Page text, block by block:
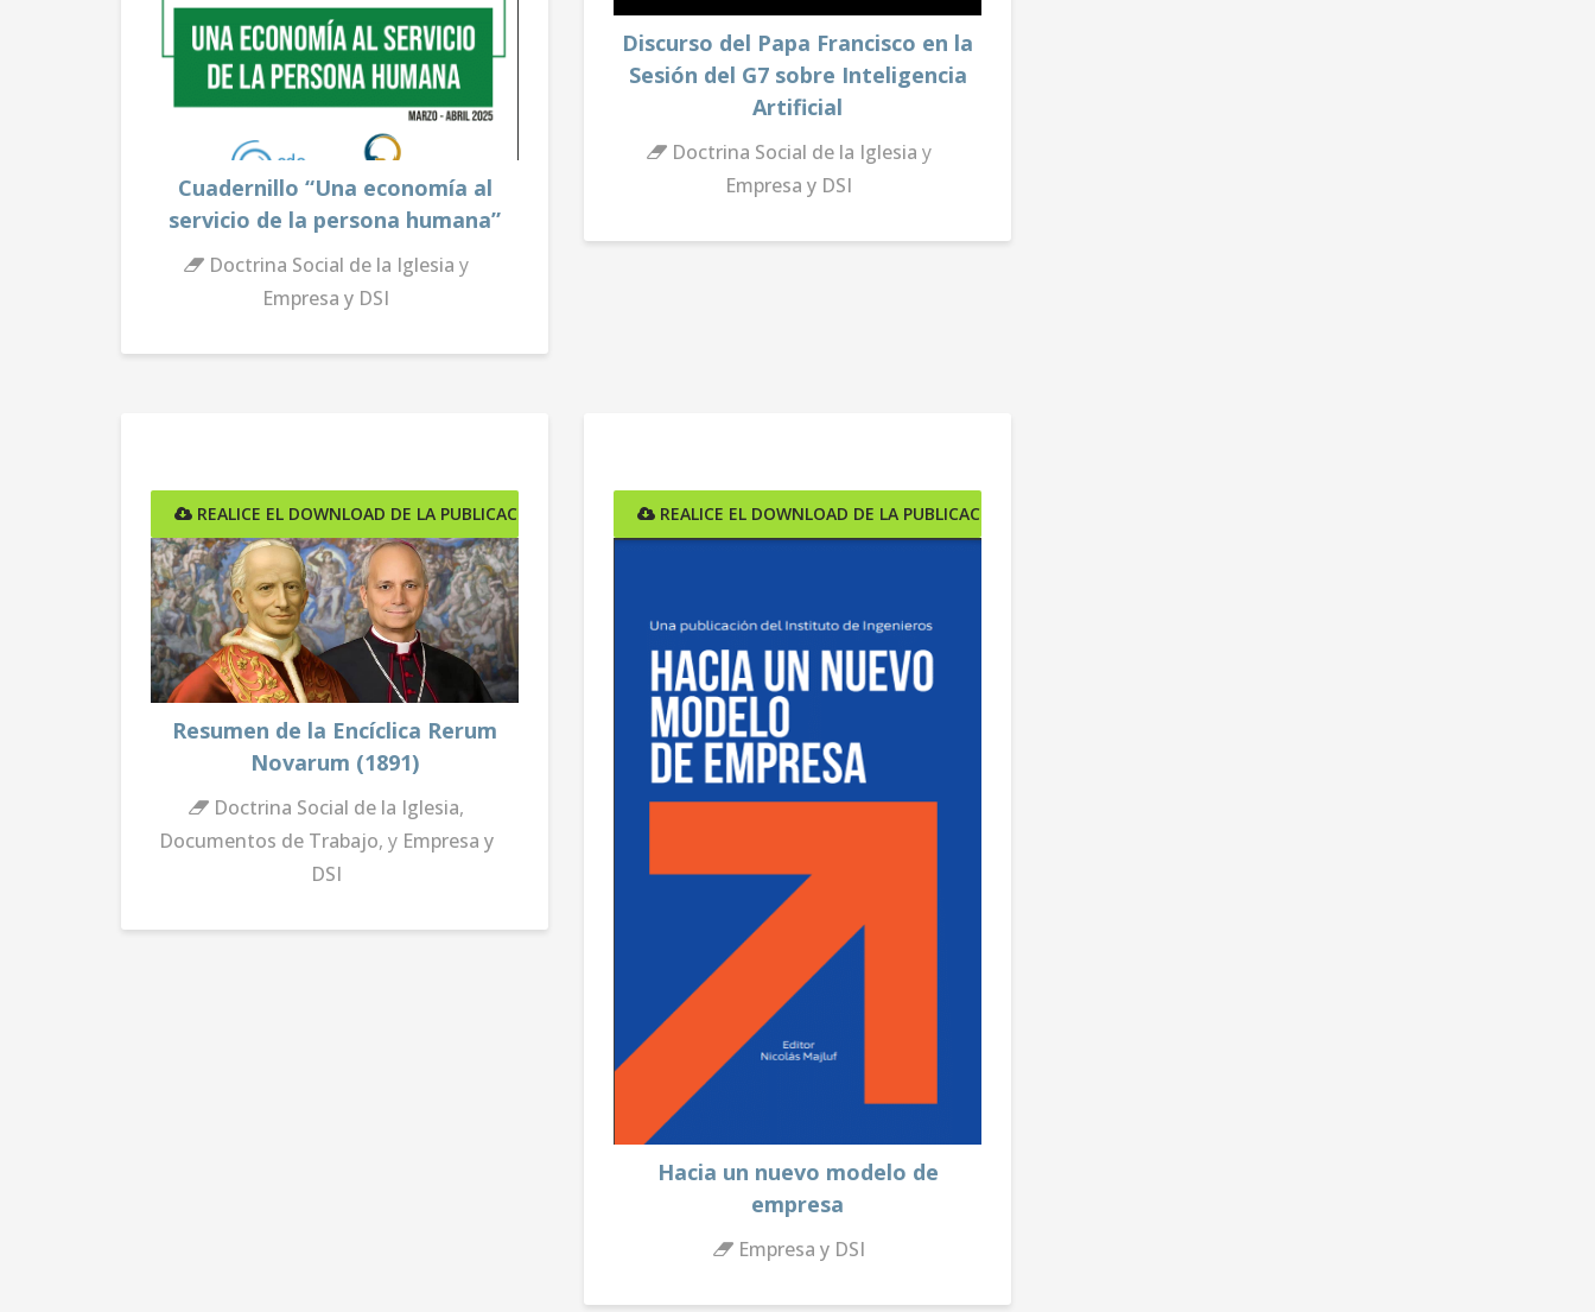
Cuadernillo “Una economía al
servicio de la persona humana”
Doctrina Social de la Iglesia y
Empresa y DSI
Discurso del Papa Francisco en la
Sesión del G7 sobre Inteligencia
Artificial
Doctrina Social de la Iglesia y
Empresa y DSI
REALICE EL DOWNLOAD DE LA PUBLICACIÓN AQUÍ
Resumen de la Encíclica Rerum
Novarum (1891)
Doctrina Social de la Iglesia,
Documentos de Trabajo, y Empresa y
DSI
REALICE EL DOWNLOAD DE LA PUBLICACIÓN AQUÍ
Hacia un nuevo modelo de
empresa
Empresa y DSI